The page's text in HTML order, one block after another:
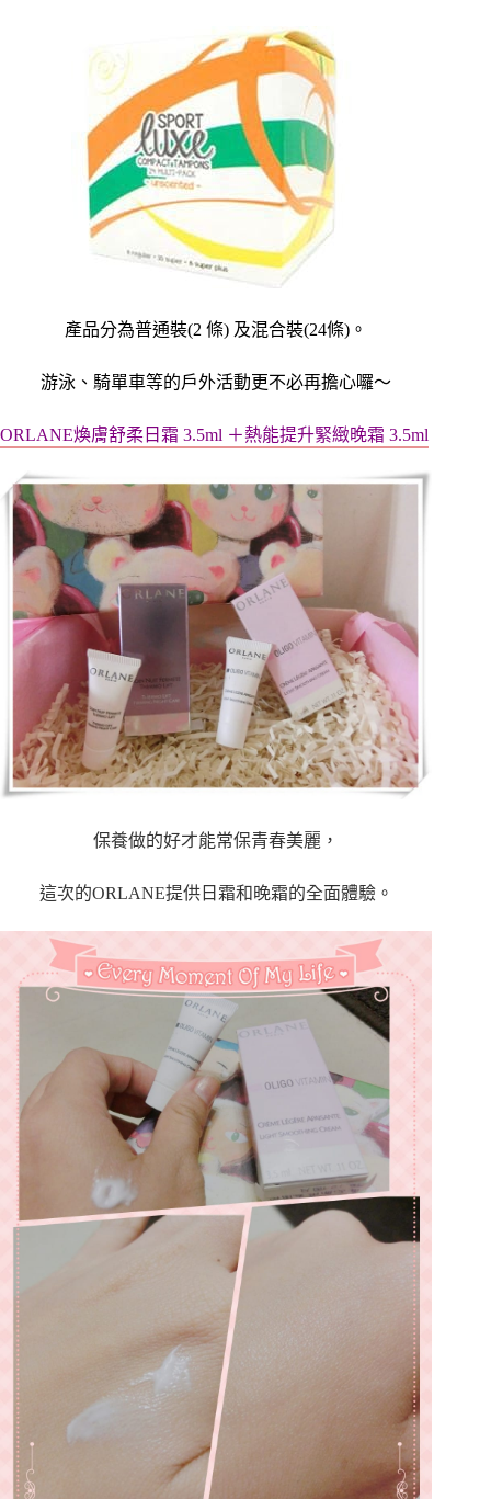
產品分為普通裝(2條) 及混合裝(24條) 。
游泳、騎單車等的戶外活動更不必再擔心囉～
ORLANE煥膚舒柔日霜 3.5ml ＋熱能提升緊緻晚霜 3.5ml
保養做的好才能常保青春美麗，
這次的ORLANE提供日霜和晚霜的全面體驗。